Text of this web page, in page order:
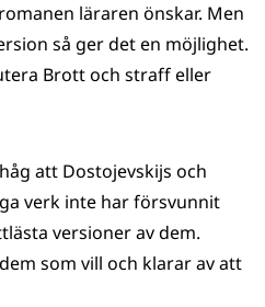
läraren önskar. Men
så ger det en möjlighet.
Brott och straff eller
att Dostojevskijs och
verk inte har försvunnit
versioner av dem.
som vill och klarar av att